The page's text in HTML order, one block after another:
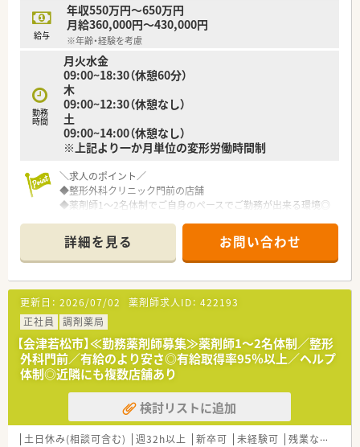
給与
年収550万円～650万円
月給360,000円～430,000円
※年齢・経験を考慮
勤務
時間
月火水金
09:00~18:30（休憩60分）
木
09:00~12:30（休憩なし）
土
09:00~14:00（休憩なし）
※上記より一か月単位の変形労働時間制
＼求人のポイント／
◆整形外科クリニック門前の店舗
◆薬剤師1～2名体制でご自身のペースでご勤務が出来る環境◎
【安心の教育体制】
新卒の方向けには、新入社員導入研修で約2週間集中して研修が
行われます。
その後フォロー研修やスキルアップ勉強会もございます。
※中途入社の方は、OJT研修として店舗の先輩社員から教えてい
ただきながら、業務を覚えていただきます！
社外研修として、ファーマシーセミナーや日本薬剤師会主催の研
修会・学術大会にご希望がある方はご参加いただけます。
【長く働ける環境】
有給休暇の取得や育児休暇など、従業員の皆さんが長く働ける環
境を整えております。シフトは本社が作成しており、店舗全体の
バランスを見て、無理のない人数体制で勤務できるよう調整して
おります。
詳細を見る お問い合わせ
更新日： 2026/07/02 薬剤師求人ID： 422193
正社員
調剤薬局
【会津若松市】≪勤務薬剤師募集≫薬剤師1～2名体制／整形
外科門前／有給のより安さ◎有給取得率95％以上／ヘルプ
体制◎近隣にも複数店舗あり
検討リストに追加
土日休み(相談可含む) 週32h以上 新卒可 未経験可 残業なし(ほぼなし含む)